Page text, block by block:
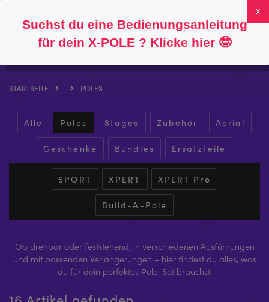
0
STARTSEITE POLES
Alle Poles Stages Zubehör Aerial
Geschenke Bundles Ersatzteile
SPORT XPERT XPERT Pro
Build-A-Pole
Ob drehbar oder feststehend, in verschiedenen Ausführungen
und mit passenden Verlängerungen – hier findest du alles, was
du für dein perfektes Pole-Set brauchst.
Suchst du eine Bedienungsanleitung
für dein X-POLE ? Klicke hier 🤓